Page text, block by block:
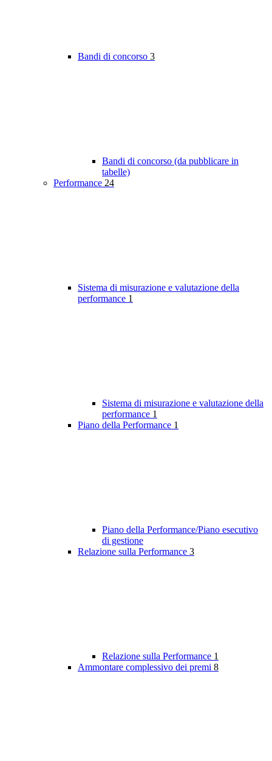
Bandi di concorso 3
Bandi di concorso (da pubblicare in
tabelle)
Performance 24
Sistema di misurazione e valutazione della
performance 1
Sistema di misurazione e valutazione della
performance 1
Piano della Performance 1
Piano della Performance/Piano esecutivo
di gestione
Relazione sulla Performance 3
Relazione sulla Performance 1
Ammontare complessivo dei premi 8